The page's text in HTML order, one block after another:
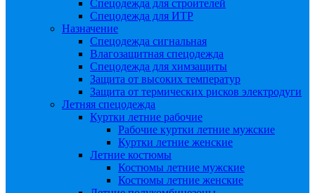
Спецодежда для строителей
Спецодежда для ИТР
Назначение
Спецодежда сигнальная
Влагозащитная спецодежда
Спецодежда для химзащиты
Защита от высоких температур
Защита от термических рисков электродуги
Летняя спецодежда
Куртки летние рабочие
Рабочие куртки летние мужские
Куртки летние женские
Летние костюмы
Костюмы летние мужские
Костюмы летние женские